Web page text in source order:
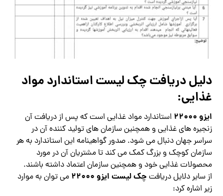
دلیل دریافت چک لیست استاندارد مواد
غذایی:
ایزو 22000
استاندارد مواد غذایی است که پس از دریافت آن
زنجیره های غذایی و همچنین سازمان های تولید کننده آن در
سراسر جهان دنبال می شود. صدور گواهینامه این استاندارد به هر
سازمان کوچک و بزرگ کمک می کند تا مشتریان آن در مورد
محصولات غذایی خود و همچنین سازمان اعتماد داشته باشند.
از سایر دلایل دریافت چک لیست ایزو 22000
می توان به موارد
زیر اشاره کرد: